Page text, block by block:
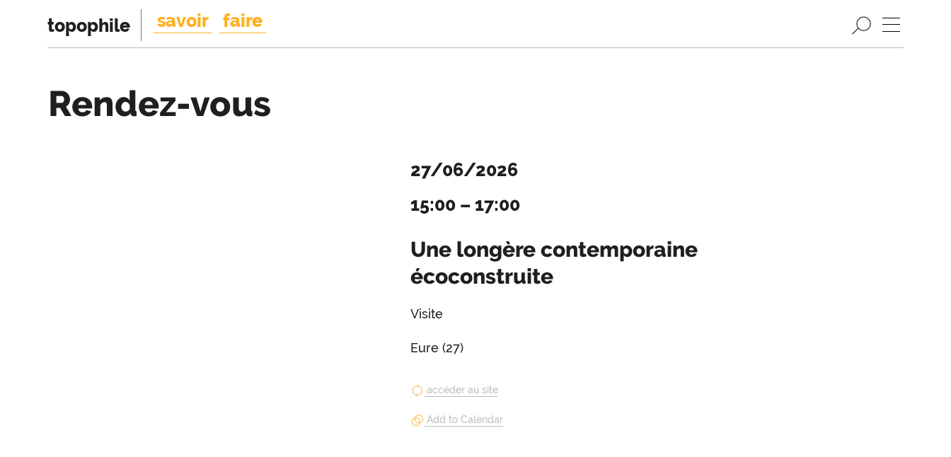
topophile savoir faire
Rendez-vous
27/06/2026
15:00 – 17:00
Une longère contemporaine
écoconstruite
Visite
Eure (27)
accéder au site
Add to Calendar